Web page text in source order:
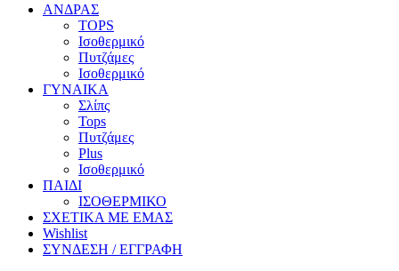
ΑΝΔΡΑΣ
TOPS
Ισοθερμικό
Πυτζάμες
Ισοθερμικό
ΓΥΝΑΙΚΑ
Σλίπς
Tops
Πυτζάμες
Plus
Ισοθερμικό
ΠΑΙΔΙ
ΙΣΟΘΕΡΜΙΚΟ
ΣΧΕΤΙΚΑ ΜΕ ΕΜΑΣ
Wishlist
ΣΥΝΔΕΣΗ / ΕΓΓΡΑΦΗ